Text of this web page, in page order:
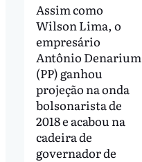
Assim como
Wilson Lima, o
empresário
Antônio Denarium
(PP) ganhou
projeção na onda
bolsonarista de
2018 e acabou na
cadeira de
governador de